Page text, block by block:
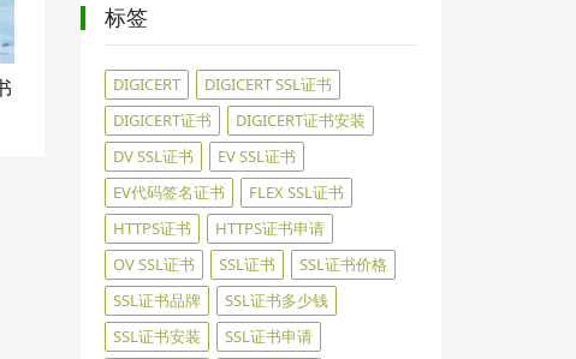
标签
DIGICERT
DIGICERT SSL证书
DIGICERT证书
DIGICERT证书安装
DV SSL证书
EV SSL证书
EV代码签名证书
FLEX SSL证书
HTTPS证书
HTTPS证书申请
OV SSL证书
SSL证书
SSL证书价格
SSL证书品牌
SSL证书多少钱
SSL证书安装
SSL证书申请